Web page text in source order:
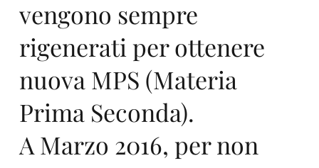
vengono sempre
rigenerati per ottenere
nuova MPS (Materia
Prima Seconda).
A Marzo 2016, per non
197